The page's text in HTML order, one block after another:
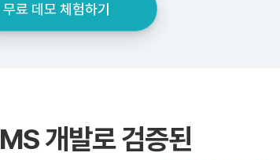
무료 데모 체험하기
개발로 검증된